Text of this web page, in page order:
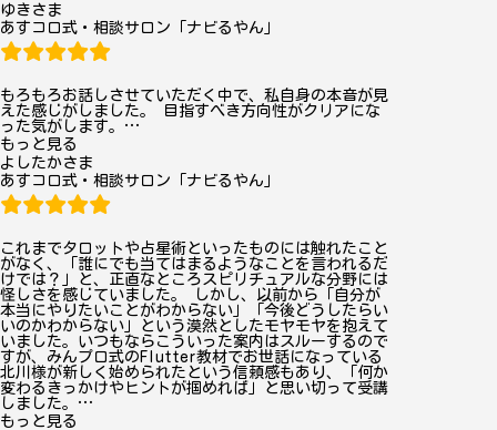
ゆきさま
あすコロ式・相談サロン「ナビるやん」
もろもろお話しさせていただく中で、私自身の本音が見
えた感じがしました。 目指すべき方向性がクリアにな
った気がします。 …
もっと見る
し
た
か”
よしたかさま
あすコロ式・相談サロン「ナビるやん」
これまでタロットや占星術といったものには触れたこと
がなく、「誰にでも当てはまるようなことを言われるだ
けでは？」と、正直なところスピリチュアルな分野には
怪しさを感じていました。 しかし、以前から「自分が
本当にやりたいことがわからない」「今後どうしたらい
いのかわからない」という漠然としたモヤモヤを抱えて
いました。いつもならこういった案内はスルーするので
すが、みんプロ式のFlutter教材でお世話になっている
北川様が新しく始められたという信頼感もあり、「何か
変わるきっかけやヒントが掴めれば」と思い切って受講
しました。 …
もっと見る